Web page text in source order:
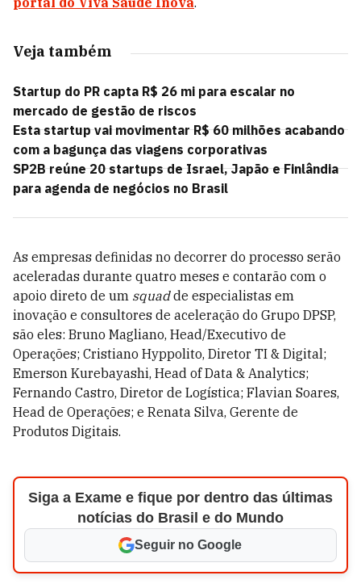
Veja também
Startup do PR capta R$ 26 mi para escalar no
mercado de gestão de riscos
Esta startup vai movimentar R$ 60 milhões acabando
com a bagunça das viagens corporativas
SP2B reúne 20 startups de Israel, Japão e Finlândia
para agenda de negócios no Brasil
As empresas definidas no decorrer do processo serão
aceleradas durante quatro meses e contarão com o
apoio direto de um squadde especialistas em
inovação e consultores de aceleração do Grupo DPSP,
são eles: Bruno Magliano, Head/Executivo de
Operações; Cristiano Hyppolito, Diretor TI & Digital;
Emerson Kurebayashi, Head of Data & Analytics;
Fernando Castro, Diretor de Logística; Flavian Soares,
Head de Operações; e Renata Silva, Gerente de
Produtos Digitais.
Siga a Exame e fique por dentro das últimas
notícias do Brasil e do Mundo
Seguir no Google